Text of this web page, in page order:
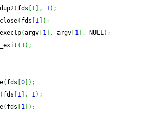
( fds 1 , 1) ;
( fds 1 ) ;
(argv 1 , argv 1 , NULL) ;
( 1) ;
( fds 0 ) ;
( fds 1 , 1) ;
( fds 1 ) ;